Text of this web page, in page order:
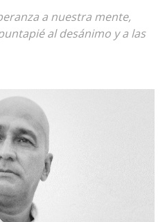
a nuestra mente,
al desánimo y a las